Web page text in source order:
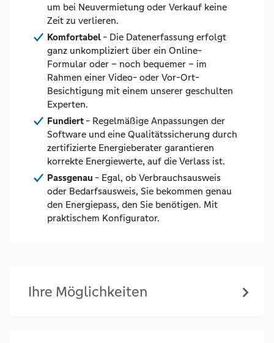
um bei Neuvermietung oder Verkauf keine
Zeit zu verlieren.
Komfortabel- Die Datenerfassung erfolgt
ganz unkompliziert über ein Online-
Formular oder – noch bequemer – im
Rahmen einer Video- oder Vor-Ort-
Besichtigung mit einem unserer geschulten
Experten.
Fundiert- Regelmäßige Anpassungen der
Software und eine Qualitätssicherung durch
zertifizierte Energieberater garantieren
korrekte Energiewerte, auf die Verlass ist.
Passgenau - Egal, ob Verbrauchsausweis
oder Bedarfsausweis, Sie bekommen genau
den Energiepass, den Sie benötigen. Mit
praktischem Konfigurator.
Ihre Möglichkeiten